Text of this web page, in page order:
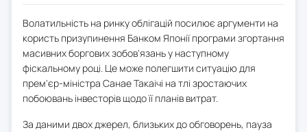
Волатильність на ринку облігацій посилює аргументи на
користь призупинення Банком Японії програми згортання
масивних боргових зобов'язань у наступному
фіскальному році. Це може полегшити ситуацію для
прем'єр-міністра Санае Такаічі на тлі зростаючих
побоювань інвесторів щодо її планів витрат.
За даними двох джерел, близьких до обговорень, пауза